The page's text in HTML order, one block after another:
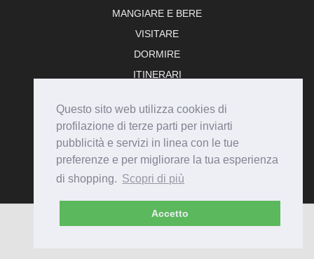
Questo sito web utilizza cookies di
profilazione di terze parti per inviarti
pubblicità e servizi in linea con le tue
preferenze e per migliorare la tua esperienza
di shopping. Scopri di più
Accetto
MANGIARE E BERE
VISITARE
DORMIRE
ITINERARI
ADERISCI
© Italiagustus 2026 - Tutti i diritti riservati.